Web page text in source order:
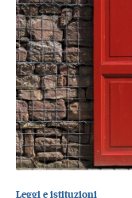
Leggi e istituzioni